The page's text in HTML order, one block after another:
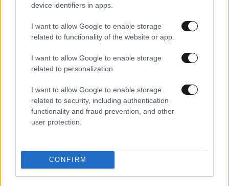
device identifiers in apps.
I want to allow Google to enable storage
related to functionality of the website or app.
I want to allow Google to enable storage
related to personalization.
I want to allow Google to enable storage
related to security, including authentication
functionality and fraud prevention, and other
user protection.
CONFIRM
06·08·2026 16:11